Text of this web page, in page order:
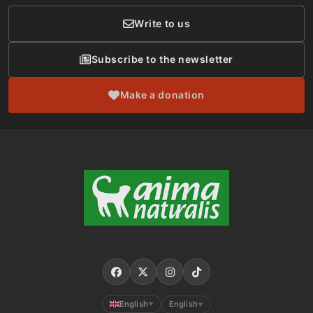
Write to us
Subscribe to the newsletter
Make a donation
English ▼ English ▼